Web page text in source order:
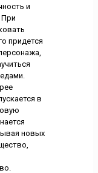
и
При
придется
в
новых